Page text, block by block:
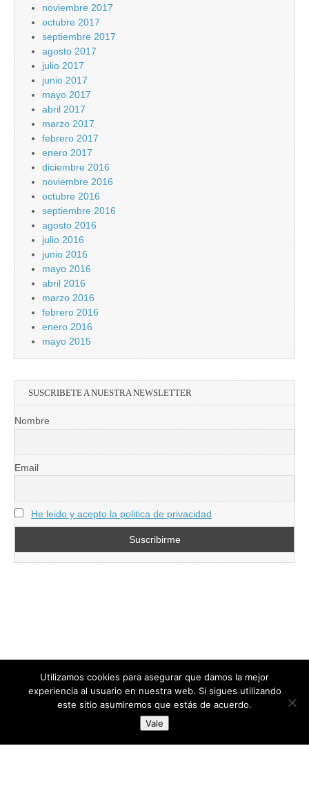
noviembre 2017
octubre 2017
septiembre 2017
agosto 2017
julio 2017
junio 2017
mayo 2017
abril 2017
marzo 2017
febrero 2017
enero 2017
diciembre 2016
noviembre 2016
octubre 2016
septiembre 2016
agosto 2016
julio 2016
junio 2016
mayo 2016
abril 2016
marzo 2016
febrero 2016
enero 2016
mayo 2015
SUSCRIBETE A NUESTRA NEWSLETTER
Nombre
Email
He leido y acepto la politica de privacidad
directoresdeseguridad.es
Diseñado por Centro Andaluz de Estudios y Entrenamiento
Utilizamos cookies para asegurar que damos la mejor
experiencia al usuario en nuestra web. Si sigues utilizando
este sitio asumiremos que estás de acuerdo.
Vale